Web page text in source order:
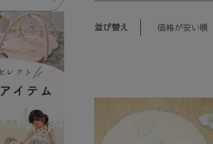
並び替え 価格が安い順